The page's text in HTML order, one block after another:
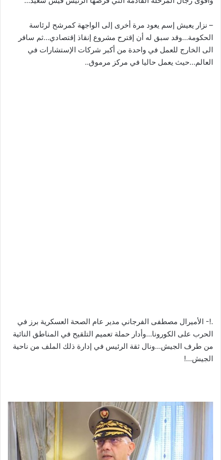
– نزار يعيش إسم يعود مرة أخرى إلى الواجهة كمرشح لرئاسة
الحكومة…وقد سبق له أن إقترح مشروع إنقاذ إقتصادي…ثم سافر
الى الخارج للعمل في واحدة من أكبر شركات الإستشارات في
العالم…حيث يعمل حاليا في مركز مرموق..
.!- الأميرال مصطفى الفرجاني مدير عام الصحة العسكرية برز في
الحرب على الكورونا…وأدار حملة تعميم التلقيح في المناطق النائية
من طرف الجيش…ونال ثقة الرئيس في إدارة ذلك الملف من ناحية
الجيش…!